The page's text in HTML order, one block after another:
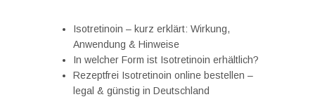
Isotretinoin – kurz erklärt: Wirkung,
Anwendung & Hinweise
In welcher Form ist Isotretinoin erhältlich?
Rezeptfrei Isotretinoin online bestellen –
legal & günstig in Deutschland